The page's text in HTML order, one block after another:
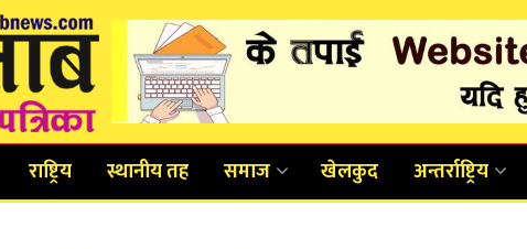
राष्ट्रिय स्थानीय तह समाज खेलकुद अन्तर्राष्ट्रिय